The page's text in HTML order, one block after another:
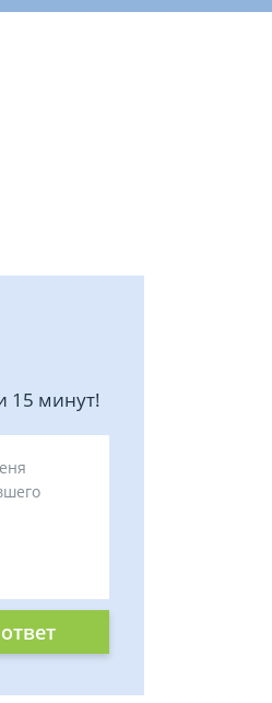
15 минут!